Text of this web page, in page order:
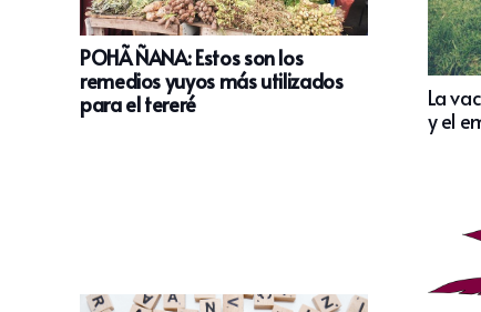
POHÃ ÑANA: Estos son los
remedios yuyos más utilizados
para el tereré
La
y el